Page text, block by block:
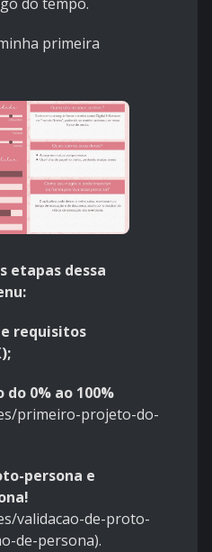
primeira
etapas dessa
requisitos
0% ao 100%
primeiro-projeto-do-
persona e
validacao-de-proto-
de-persona).